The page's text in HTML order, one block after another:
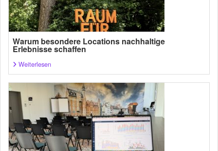
Warum besondere Locations nachhaltige
Erlebnisse schaffen
Weiterlesen